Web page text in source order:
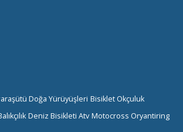
Doğa Yürüyüşleri Bisiklet Okçuluk
Deniz Bisikleti Atv Motocross Oryantiring